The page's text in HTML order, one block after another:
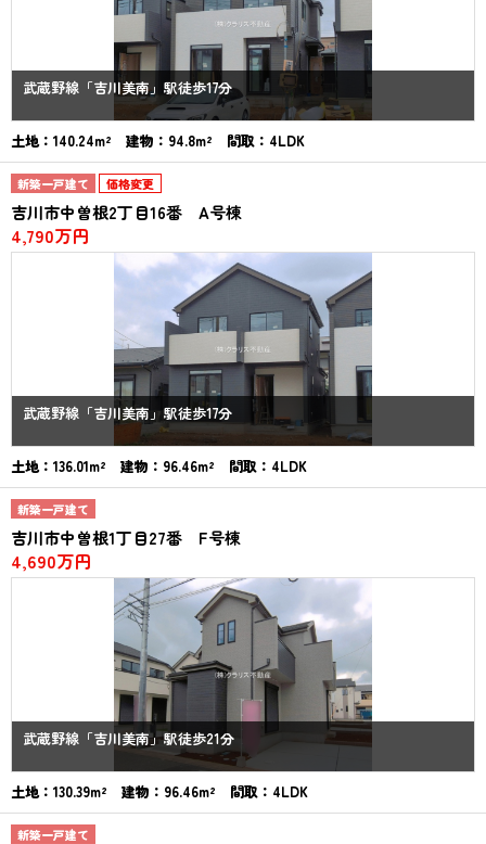
武蔵野線「吉川美南」駅徒歩17分
土地：140.24m² 建物：94.8m² 間取：4LDK
新築一戸建て 価格変更
吉川市中曽根2丁目16番 A号棟
4,790万円
武蔵野線「吉川美南」駅徒歩17分
土地：136.01m² 建物：96.46m² 間取：4LDK
新築一戸建て
吉川市中曽根1丁目27番 F号棟
4,690万円
武蔵野線「吉川美南」駅徒歩21分
土地：130.39m² 建物：96.46m² 間取：4LDK
新築一戸建て